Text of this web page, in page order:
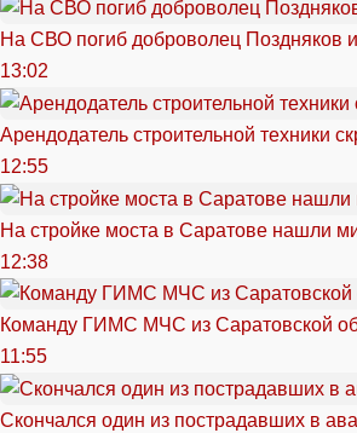
На СВО погиб доброволец Поздняков
13:02
Арендодатель строительной техники
12:55
На стройке моста в Саратове нашли
12:38
Команду ГИМС МЧС из Саратовской
11:55
Скончался один из пострадавших в